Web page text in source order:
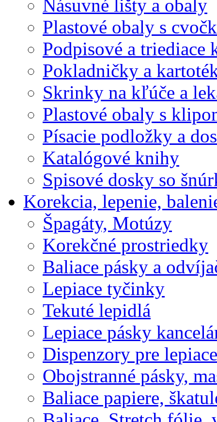
Násuvné lišty a obaly
Plastové obaly s
Podpisové a triediace
Pokladničky a
Skrinky na kľúče a
Plastové obaly s
Písacie podložky a
Katalógové knihy
Spisové dosky so
Korekcia, lepenie,
Špagáty, Motúzy
Korekčné prostriedky
Baliace pásky a
Lepiace tyčinky
Tekuté lepidlá
Lepiace pásky
Dispenzory pre
Obojstranné pásky,
Baliace papiere,